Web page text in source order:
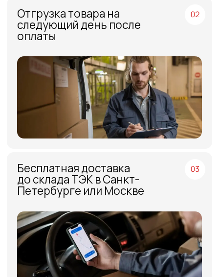
Компания
ЧАСЫ РАБОТЫ
МЕДИА
Пн - Пт, с 09:00 до 18:00
Отзывы
Поддержка
Контакты
+7(812)331-45-82
info@evrasiaes.ru
ОБРАТНАЯ СВЯЗЬ
+7